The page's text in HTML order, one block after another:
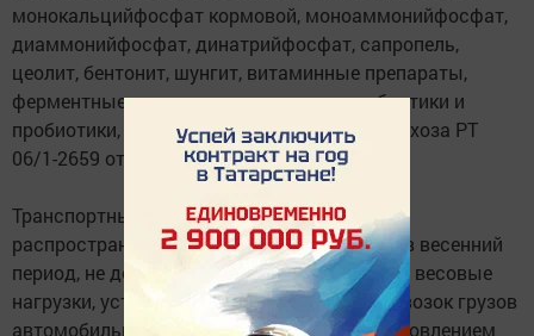
монокальцийфосфат кормовой, моноаммонийфосфат,
диаммонийфосфат, динатрийфосфат, сапропель,
цеолит, бентонит, шунгит, витаминные препараты,
ферментные препараты, кормовые антибиотики и
пробиотики, пребиотики) – письмо Минсельхоза РТ
06/1-2659 от 06.04.2021.
Транспортные средства, на которые не
распространяются ограничения движения в весенний
период, не должны превышать допустимые весовые
нагрузки, установленные «Правилами перевозок грузов
автомобильным транспортом» (утв. постановлением